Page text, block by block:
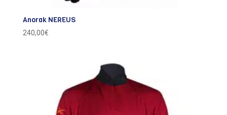
Anorak NEREUS
240,00€